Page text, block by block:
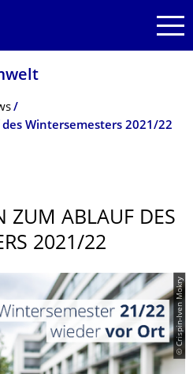
Wintersemesters 2021/22
ZUM ABLAUF DES
2021/22
© Crispin-Iven Mokry